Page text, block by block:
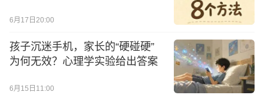
6月17日20:00
孩子沉迷手机，家长的“硬碰硬”
为何无效？心理学实验给出答案
6月15日11:00